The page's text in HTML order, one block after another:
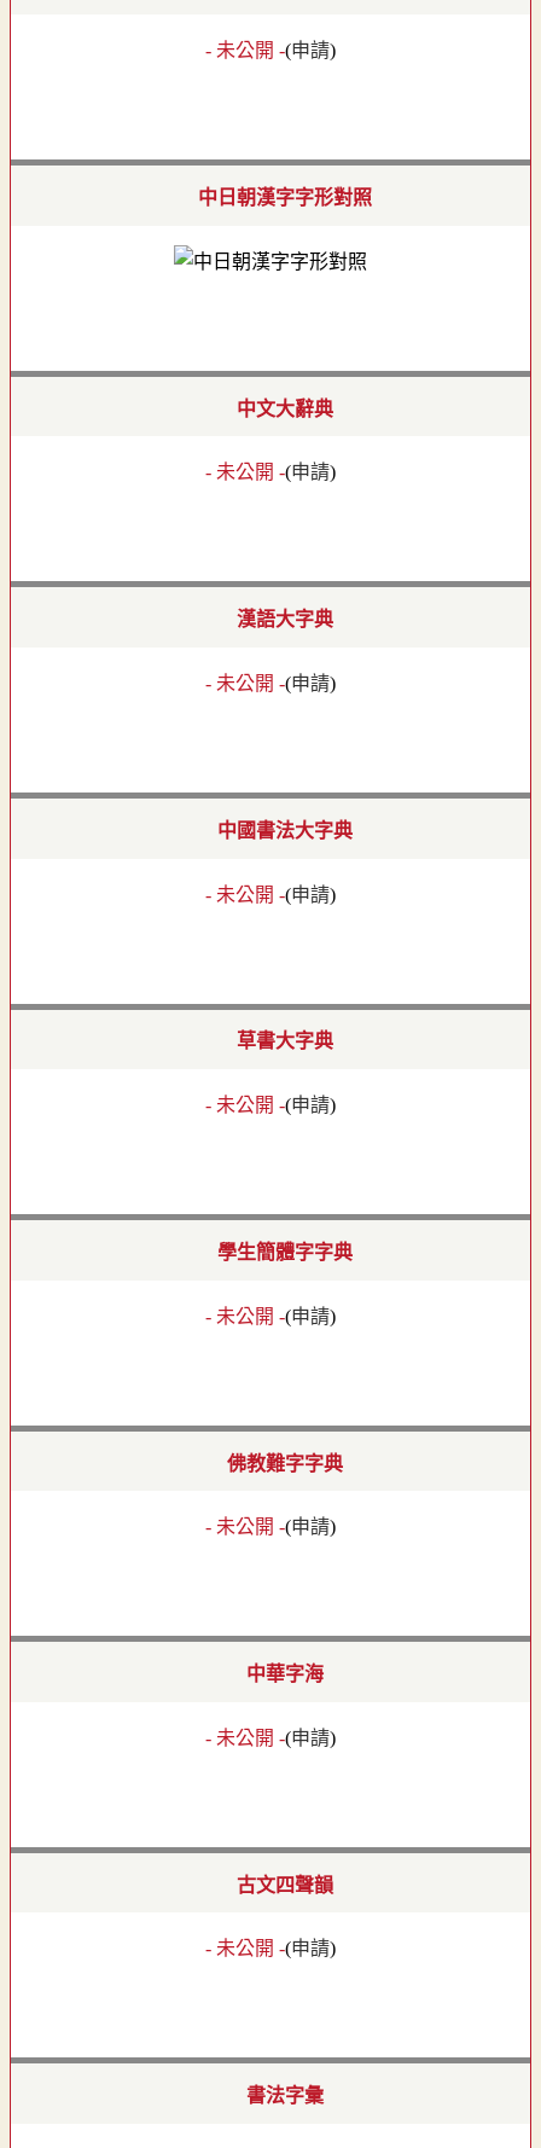
- 未公開 -(申請)
中日朝漢字字形對照
中文大辭典
- 未公開 -(申請)
漢語大字典
- 未公開 -(申請)
中國書法大字典
- 未公開 -(申請)
草書大字典
- 未公開 -(申請)
學生簡體字字典
- 未公開 -(申請)
佛教難字字典
- 未公開 -(申請)
中華字海
- 未公開 -(申請)
古文四聲韻
- 未公開 -(申請)
書法字彙